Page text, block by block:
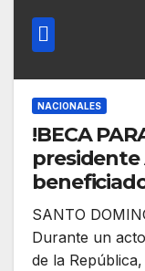
NACIONALES
!BECA
centros
SANTO
Durante un
de la